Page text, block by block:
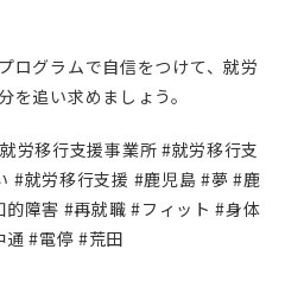
ログラムで自信をつけて、就労
追い求めましょう。
労移行支援事業所 #就労移行支
#就労移行支援 #鹿児島 #夢 #鹿
障害 #再就職 #フィット #身体
通 #電停 #荒田